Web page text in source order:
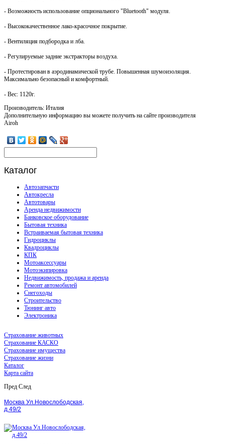
- Возможность использование опционального "Bluetooth" модуля.
- Высококачественное лако-красочное покрытие.
- Вентиляция подбородка и лба.
- Регулируемые задние экстракторы воздуха.
- Протестирован в аэродинамической трубе. Повышенная шумоизоляция.
Максимально безопасный и комфортный.
- Вес: 1120г.
Производитель: Италия
Дополнительную информацию вы можете получить на сайте производителя
Airoh
Каталог
Автозапчасти
Автокресла
Автотовары
Аренда недвижимости
Банковское оборудование
Бытовая техника
Встраиваемая бытовая техника
Гидроциклы
Квадроциклы
КПК
Мотоаксессуары
Мотоэкипировка
Недвижимость, продажа и аренда
Ремонт автомобилей
Снегоходы
Строительство
Тюнинг авто
Электроника
Страхование животных
Страхование КАСКО
Страхование имущества
Страхование жизни
Каталог
Карта сайта
Пред След
Москва Ул.Новослободская,
д.49/2